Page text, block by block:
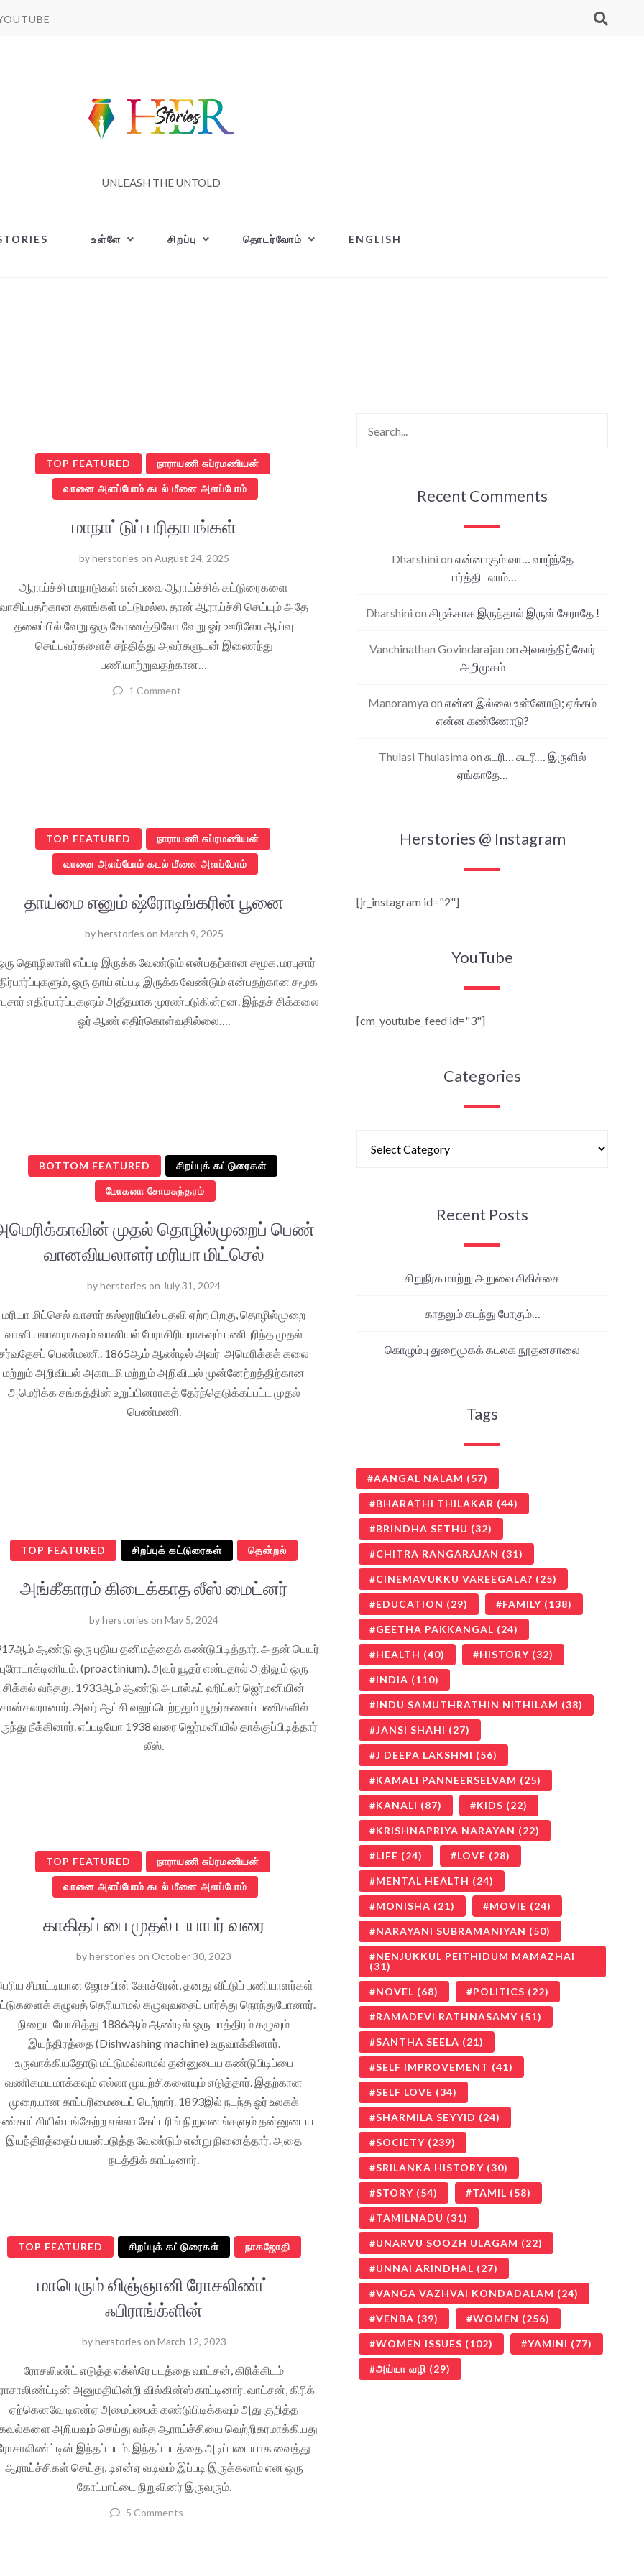
UNLEASH THE UNTOLD
உள்ளே சிறப்பு தொடர்வோம் ENGLISH
TOP FEATURED நாராயணி சுப்ரமணியன்
வானை அளப்போம் கடல் மீனை அளப்போம்
மாநாட்டுப் பரிதாபங்கள்
byherstories on August 24, 2025
ஆராய்ச்சி மாநாடுகள் என்பவை ஆராய்ச்சிக் கட்டுரைகளை
வாசிப்பதற்கான தளங்கள் மட்டுமல்ல. தான் ஆராய்ச்சி செய்யும் அதே
தலைப்பில் வேறு ஒரு கோணத்திலோ வேறு ஓர் ஊரிலோ ஆய்வு
செய்பவர்களைச் சந்தித்து அவர்களுடன் இணைந்து
பணியாற்றுவதற்கான…
1 Comment
TOP FEATURED நாராயணி சுப்ரமணியன்
வானை அளப்போம் கடல் மீனை அளப்போம்
தாய்மை எனும் ஷ்ரோடிங்கரின் பூனை
byherstories on March 9, 2025
தொழிலாளி எப்படி இருக்க வேண்டும் என்பதற்கான சமூக, மரபுசார்
ஒரு தாய் எப்படி இருக்க வேண்டும் என்பதற்கான சமூக
எதிர்பார்ப்புகளும் அதீதமாக முரண்படுகின்றன. இந்தச் சிக்கலை
ஓர் ஆண் எதிர்கொள்வதில்லை….
BOTTOM FEATURED சிறப்புக் கட்டுரைகள்
மோகனா சோமசுந்தரம்
முதல் தொழில்முறைப் பெண்
வானவியலாளர் மரியா மிட்செல்
byherstories on July 31, 2024
மரியா மிட்செல் வாசார் கல்லூரியில் பதவி ஏற்ற பிறகு, தொழில்முறை
வானியலாளராகவும் வானியல் பேராசிரியராகவும் பணிபுரிந்த முதல்
பெண்மணி. 1865ஆம் ஆண்டில் அவர் அமெரிக்கக் கலை
மற்றும் அறிவியல் அகாடமி மற்றும் அறிவியல் முன்னேற்றத்திற்கான
அமெரிக்க சங்கத்தின் உறுப்பினராகத் தேர்ந்தெடுக்கப்பட்ட முதல்
பெண்மணி.
TOP FEATURED சிறப்புக் கட்டுரைகள் தென்றல்
அங்கீகாரம் கிடைக்காத லீஸ் மைட்னர்
byherstories on May 5, 2024
ஆண்டு ஒரு புதிய தனிமத்தைக் கண்டுபிடித்தார். அதன் பெயர்
புரோடாக்டினியம். (proactinium). அவர் யூதர் என்பதால் அதிலும் ஒரு
சிக்கல் வந்தது. 1933ஆம் ஆண்டு அடால்ஃப் ஹிட்லர் ஜெர்மனியின்
சான்சலரானார். அவர் ஆட்சி வலுப்பெற்றதும் யூதர்களைப் பணிகளில்
நீக்கினார். எப்படியோ 1938 வரை ஜெர்மனியில் தாக்குப்பிடித்தார்
லீஸ்.
TOP FEATURED நாராயணி சுப்ரமணியன்
வானை அளப்போம் கடல் மீனை அளப்போம்
காகிதப் பை முதல் டயாபர் வரை
byherstories on October 30, 2023
சீமாட்டியான ஜோசபின் கோச்ரேன், தனது வீட்டுப் பணியாளர்கள்
கழுவத் தெரியாமல் கழுவுவதைப் பார்த்து நொந்துபோனார்.
நிறைய யோசித்து 1886ஆம் ஆண்டில் ஒரு பாத்திரம் கழுவும்
இயந்திரத்தை (Dishwashing machine) உருவாக்கினார்.
உருவாக்கியதோடு மட்டுமல்லாமல் தன்னுடைய கண்டுபிடிப்பை
வணிகமயமாக்கவும் எல்லா முயற்சிகளையும் எடுத்தார். இதற்கான
முறையான காப்புரிமையைப் பெற்றார். 1893இல் நடந்த ஓர் உலகக்
பங்கேற்ற எல்லா கேட்டரிங் நிறுவனங்களும் தன்னுடைய
இயந்திரத்தைப் பயன்படுத்த வேண்டும் என்று நினைத்தார். அதை
நடத்திக் காட்டினார்.
TOP FEATURED சிறப்புக் கட்டுரைகள் நாகஜோதி
மாபெரும் விஞ்ஞானி ரோசலிண்ட்
ஃபிராங்க்ளின்
byherstories on March 12, 2023
ரோசலிண்ட் எடுத்த எக்ஸ்ரே படத்தை வாட்சன், கிரிக்கிடம்
அனுமதியின்றி வில்கின்ஸ் காட்டினார். வாட்சன், கிரிக்
ஏற்கெனவே டிஎன்ஏ அமைப்பைக் கண்டுபிடிக்கவும் அது குறித்த
அறியவும் செய்து வந்த ஆராய்ச்சியை வெற்றிகரமாக்கியது
இந்தப் படம். இந்தப் படத்தை அடிப்படையாக வைத்து
ஆராய்ச்சிகள் செய்து, டிஎன்ஏ வடிவம் இப்படி இருக்கலாம் என ஒரு
கோட்பாட்டை நிறுவினர் இருவரும்.
5 Comments
Recent Comments
Dharshini on என்னாகும் வா… வாழ்ந்தே
பார்த்திடலாம்…
Dharshini on கிழக்காக இருந்தால் இருள் சேராதே !
Vanchinathan Govindarajan on அவலத்திற்கோர்
அறிமுகம்
Manoramya on என்ன இல்லை உன்னோடு; ஏக்கம்
என்ன கண்ணோடு?
Thulasi Thulasima on சுடரி… சுடரி… இருளில்
ஏங்காதே…
Herstories @ Instagram
[jr_instagram id="2"]
YouTube
[cm_youtube_feed id="3"]
Categories
Recent Posts
சிறுநீரக மாற்று அறுவை சிகிச்சை
காதலும் கடந்து போகும்…
கொழும்பு துறைமுகக் கடலக நூதனசாலை
Tags
AANGAL NALAM (57)
BHARATHI THILAKAR (44)
BRINDHA SETHU (32)
CHITRA RANGARAJAN (31)
CINEMAVUKKU VAREEGALA? (25)
EDUCATION (29) FAMILY (138)
GEETHA PAKKANGAL (24)
HEALTH (40) HISTORY (32)
INDIA (110)
INDU SAMUTHRATHIN NITHILAM (38)
JANSI SHAHI (27)
J DEEPA LAKSHMI (56)
KAMALI PANNEERSELVAM (25)
KANALI (87) KIDS (22)
KRISHNAPRIYA NARAYAN (22)
LIFE (24) LOVE (28)
MENTAL HEALTH (24)
MONISHA (21) MOVIE (24)
NARAYANI SUBRAMANIYAN (50)
NENJUKKUL PEITHIDUM MAMAZHAI
(31)
NOVEL (68) POLITICS (22)
RAMADEVI RATHNASAMY (51)
SANTHA SEELA (21)
SELF IMPROVEMENT (41)
SELF LOVE (34)
SHARMILA SEYYID (24)
SOCIETY (239)
SRILANKA HISTORY (30)
STORY (54) TAMIL (58)
TAMILNADU (31)
UNARVU SOOZH ULAGAM (22)
UNNAI ARINDHAL (27)
VANGA VAZHVAI KONDADALAM (24)
VENBA (39) WOMEN (256)
WOMEN ISSUES (102) YAMINI (77)
அய்யா வழி (29)